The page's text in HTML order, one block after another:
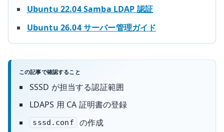
Ubuntu 22.04 Samba LDAP 認証
Ubuntu 26.04 サーバー管理ガイド
この記事で確認すること
SSSD が担当する認証範囲
LDAPS 用 CA 証明書の登録
sssd.conf
の作成